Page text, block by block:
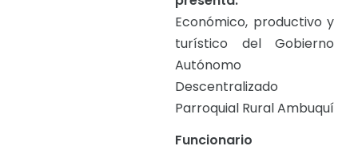
Económico, productivo y
turístico del Gobierno
Autónomo
Descentralizado
Parroquial Rural Ambuquí
Funcionario